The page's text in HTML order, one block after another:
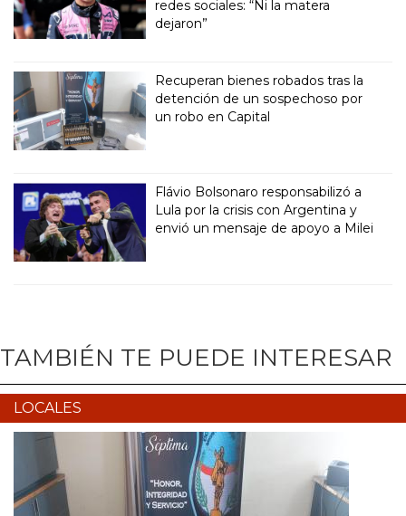
redes sociales: “Ni la matera
dejaron”
Recuperan bienes robados tras la
detención de un sospechoso por
un robo en Capital
Flávio Bolsonaro responsabilizó a
Lula por la crisis con Argentina y
envió un mensaje de apoyo a Milei
TAMBIÉN TE PUEDE INTERESAR
LOCALES